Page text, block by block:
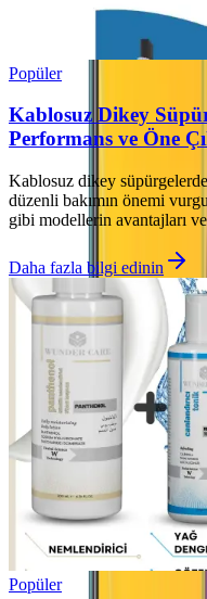
Popüler
Kablosuz Dikey
Performans ve Öne
Kablosuz dikey
düzenli bakımın önemi
gibi modellerin avantajları ve
Daha fazla bilgi edinin
Popüler